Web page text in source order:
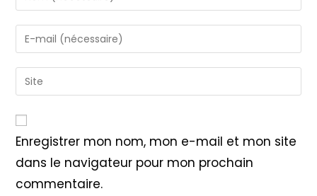
your
name
or
to
comment
Enter
your
email
address
Saisir
l’URL
votre
site
(facultatif)
Enregistrer mon nom, mon e-mail et mon site
dans le navigateur pour mon prochain
commentaire.